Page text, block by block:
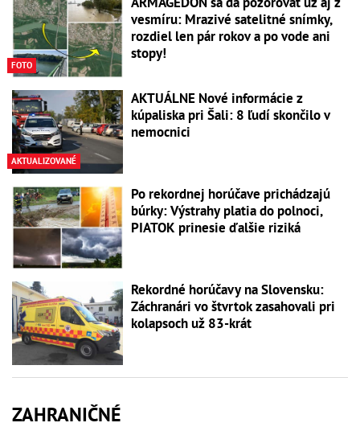
FOTO
vesmíru: Mrazivé satelitné snímky,
rozdiel len pár rokov a po vode ani
stopy!
AKTUALIZOVANÉ
AKTUÁLNE Nové informácie z
kúpaliska pri Šali: 8 ľudí skončilo v
nemocnici
Po rekordnej horúčave prichádzajú
búrky: Výstrahy platia do polnoci,
PIATOK prinesie ďalšie riziká
Rekordné horúčavy na Slovensku:
Záchranári vo štvrtok zasahovali pri
kolapsoch už 83-krát
ZAHRANIČNÉ